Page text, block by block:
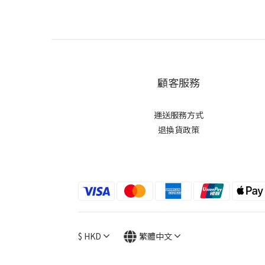
顧客服務
運送服務方式
退換貨政策
$ HKD 繁體中文